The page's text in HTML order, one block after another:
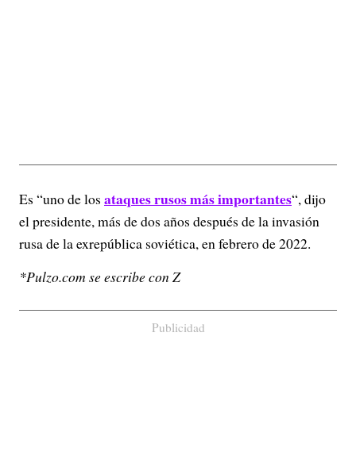
Es “uno de los ataques rusos más importantes“, dijo
el presidente, más de dos años después de la invasión
rusa de la exrepública soviética, en febrero de 2022.
*Pulzo.com se escribe con Z
Publicidad